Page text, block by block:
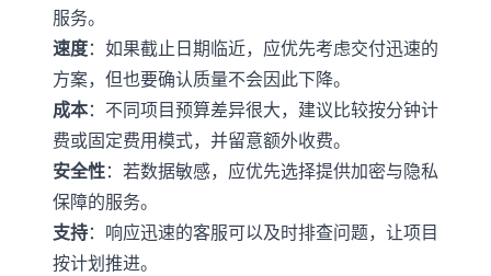
服务。
速度：如果截止日期临近，应优先考虑交付迅速的
方案，但也要确认质量不会因此下降。
成本：不同项目预算差异很大，建议比较按分钟计
费或固定费用模式，并留意额外收费。
安全性：若数据敏感，应优先选择提供加密与隐私
保障的服务。
支持：响应迅速的客服可以及时排查问题，让项目
按计划推进。